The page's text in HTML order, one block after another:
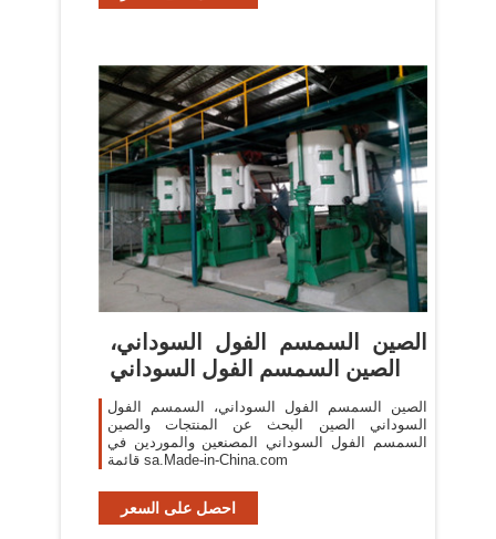
الصين السمسم الفول السوداني،
الصين السمسم الفول السوداني
الصين السمسم الفول السوداني، السمسم الفول
السوداني الصين البحث عن المنتجات والصين
السمسم الفول السوداني المصنعين والموردين في
قائمة sa.Made-in-China.com
احصل على السعر